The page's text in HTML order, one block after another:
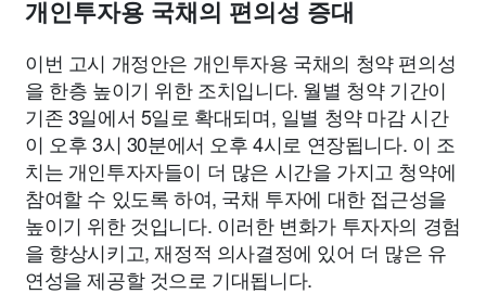
개인투자용 국채의 편의성 증대
이번 고시 개정안은 개인투자용 국채의 청약 편의성
을 한층 높이기 위한 조치입니다. 월별 청약 기간이
기존 3일에서 5일로 확대되며, 일별 청약 마감 시간
이 오후 3시 30분에서 오후 4시로 연장됩니다. 이 조
치는 개인투자자들이 더 많은 시간을 가지고 청약에
참여할 수 있도록 하여, 국채 투자에 대한 접근성을
높이기 위한 것입니다. 이러한 변화가 투자자의 경험
을 향상시키고, 재정적 의사결정에 있어 더 많은 유
연성을 제공할 것으로 기대됩니다.